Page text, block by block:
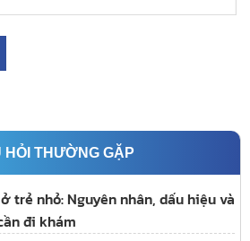
HỎI THƯỜNG GẶP
trẻ nhỏ: Nguyên nhân, dấu hiệu và
đi khám